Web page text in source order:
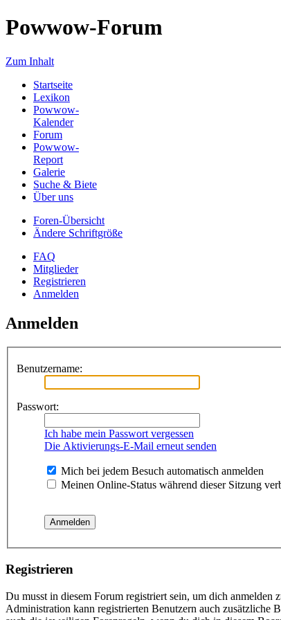
Powwow-Forum
Zum Inhalt
Startseite
Lexikon
Powwow-
Kalender
Forum
Powwow-
Report
Galerie
Suche & Biete
Über uns
Foren-Übersicht
Ändere Schriftgröße
FAQ
Mitglieder
Registrieren
Anmelden
Anmelden
Benutzername:
Passwort:
Ich habe mein Passwort vergessen
Die Aktivierungs-E-Mail erneut senden
Mich bei jedem Besuch automatisch anmelden
Meinen Online-Status während dieser Sitzung
Registrieren
Du musst in diesem Forum registriert sein, um dich
Administration kann registrierten Benutzern auch zusätzliche